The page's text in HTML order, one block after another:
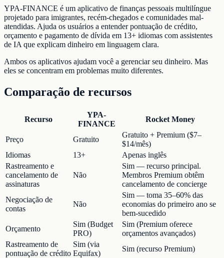
YPA-FINANCE é um aplicativo de finanças pessoais multilíngue
projetado para imigrantes, recém-chegados e comunidades mal-
atendidas. Ajuda os usuários a entender pontuação de crédito,
orçamento e pagamento de dívida em 13+ idiomas com assistentes
de IA que explicam dinheiro em linguagem clara.
Ambos os aplicativos ajudam você a gerenciar seu dinheiro. Mas
eles se concentram em problemas muito diferentes.
Comparação de recursos
Recurso
YPA-
FINANCE
Rocket Money
Preço Gratuito
Gratuito + Premium ($7–
$14/mês)
Idiomas
13+
Apenas inglês
Rastreamento e
cancelamento de
assinaturas
Não
Sim — recurso principal.
Membros Premium obtêm
cancelamento de concierge
Negociação de
contas
Não
Sim — toma 35–60% das
economias do primeiro ano se
bem-sucedido
Orçamento
Sim (Budget
PRO)
Sim (Premium oferece
orçamentos avançados)
Rastreamento de
pontuação de crédito
Sim (via
Equifax)
Sim (recurso Premium)